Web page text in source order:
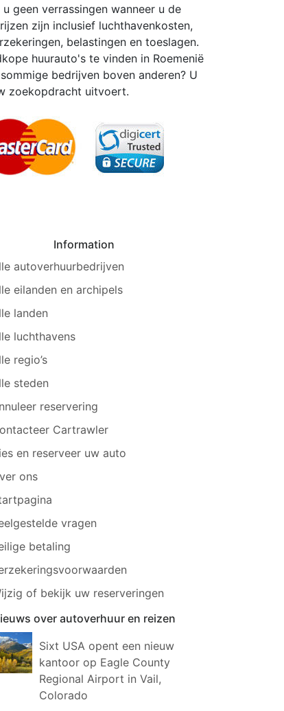
geen verrassingen wanneer u de
zijn inclusief luchthavenkosten,
belastingen en toeslagen.
huurauto's te vinden in Roemenië
bedrijven boven anderen? U
zoekopdracht uitvoert.
Information
autoverhuurbedrijven
eilanden en archipels
landen
luchthavens
regio’s
steden
reservering
Cartrawler
en reserveer uw auto
ons
vragen
betaling
of bekijk uw reserveringen
over autoverhuur en reizen
Sixt USA opent een nieuw
kantoor op Eagle County
Regional Airport in Vail,
Colorado